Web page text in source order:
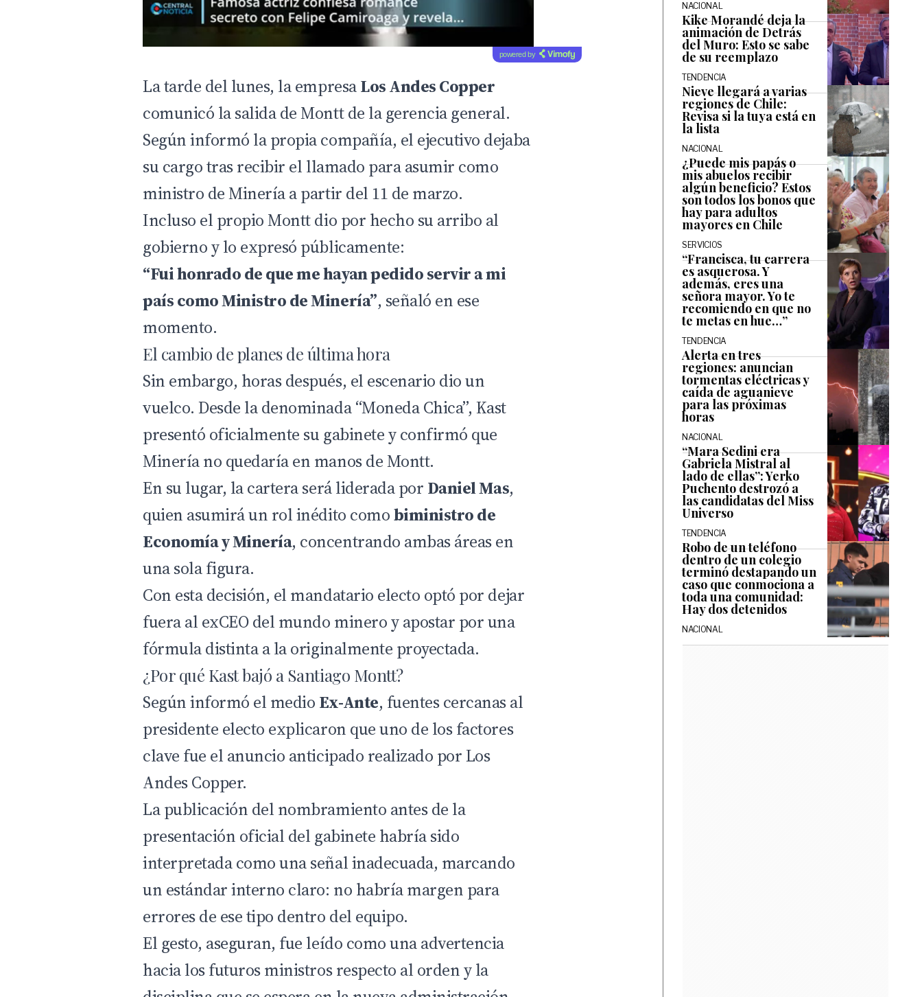
powered by
La tarde del lunes, la empresaLos Andes Copper
comunicó la salida de Montt de la gerencia general.
Según informó la propia compañía, el ejecutivo dejaba
su cargo tras recibir el llamado para asumir como
ministro de Minería a partir del 11 de marzo.
Incluso el propio Montt dio por hecho su arribo al
gobierno y lo expresó públicamente:
“Fui honrado de que me hayan pedido servir a mi
país como Ministro de Minería”, señaló en ese
momento.
El cambio de planes de última hora
Sin embargo, horas después, el escenario dio un
vuelco. Desde la denominada “Moneda Chica”, Kast
presentó oficialmente su gabinete y confirmó que
Minería no quedaría en manos de Montt.
En su lugar, la cartera será liderada por Daniel Mas,
quien asumirá un rol inédito comobiministro de
Economía y Minería, concentrando ambas áreas en
una sola figura.
Con esta decisión, el mandatario electo optó por dejar
fuera al exCEO del mundo minero y apostar por una
fórmula distinta a la originalmente proyectada.
¿Por qué Kast bajó a Santiago Montt?
Según informó el medio Ex-Ante, fuentes cercanas al
presidente electo explicaron que uno de los factores
clave fue el anuncio anticipado realizado por Los
Andes Copper.
La publicación del nombramiento antes de la
presentación oficial del gabinete habría sido
interpretada como una señal inadecuada, marcando
un estándar interno claro: no habría margen para
errores de ese tipo dentro del equipo.
El gesto, aseguran, fue leído como una advertencia
hacia los futuros ministros respecto al orden y la
NACIONAL
Kike Morandé deja la
animación de Detrás
del Muro: Esto se sabe
de su reemplazo
TENDENCIA
Nieve llegará a varias
regiones de Chile:
Revisa si la tuya está en
la lista
NACIONAL
¿Puede mis papás o
mis abuelos recibir
algún beneficio? Estos
son todos los bonos que
hay para adultos
mayores en Chile
SERVICIOS
“Francisca, tu carrera
es asquerosa. Y
además, eres una
señora mayor. Yo te
recomiendo en que no
te metas en hue…”
TENDENCIA
Alerta en tres
regiones: anuncian
tormentas eléctricas y
caída de aguanieve
para las próximas
horas
NACIONAL
“Mara Sedini era
Gabriela Mistral al
lado de ellas”: Yerko
Puchento destrozó a
las candidatas del Miss
Universo
TENDENCIA
Robo de un teléfono
dentro de un colegio
terminó destapando un
caso que conmociona a
toda una comunidad:
Hay dos detenidos
NACIONAL